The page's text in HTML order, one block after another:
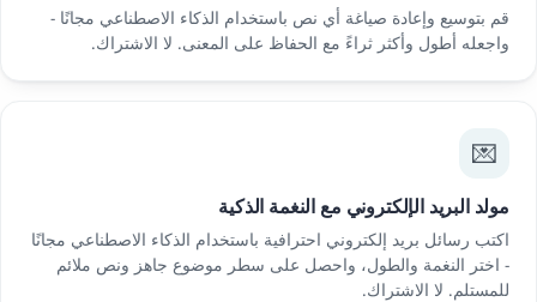
قم بتوسيع وإعادة صياغة أي نص باستخدام الذكاء الاصطناعي مجانًا -
واجعله أطول وأكثر ثراءً مع الحفاظ على المعنى. لا الاشتراك.
💌
مولد البريد الإلكتروني مع النغمة الذكية
اكتب رسائل بريد إلكتروني احترافية باستخدام الذكاء الاصطناعي مجانًا
- اختر النغمة والطول، واحصل على سطر موضوع جاهز ونص ملائم
للمستلم. لا الاشتراك.